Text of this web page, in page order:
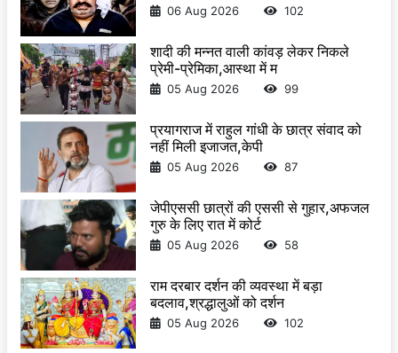
06 Aug 2026 102
शादी की मन्नत वाली कांवड़ लेकर निकले
प्रेमी-प्रेमिका,आस्था में म
05 Aug 2026 99
प्रयागराज में राहुल गांधी के छात्र संवाद को
नहीं मिली इजाजत,केपी
05 Aug 2026 87
जेपीएससी छात्रों की एससी से गुहार,अफजल
गुरु के लिए रात में कोर्ट
05 Aug 2026 58
राम दरबार दर्शन की व्यवस्था में बड़ा
बदलाव,श्रद्धालुओं को दर्शन
05 Aug 2026 102